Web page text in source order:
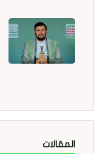
المقالات